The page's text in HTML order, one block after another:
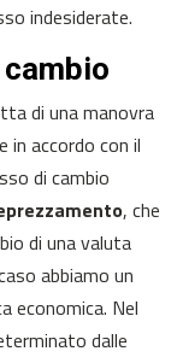
indesiderate.
cambio
di una manovra
in accordo con il
di cambio
, che
di una valuta
abbiamo un
economica. Nel
dalle